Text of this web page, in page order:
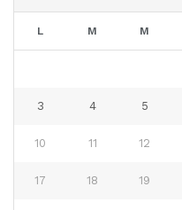
L M M
3 4 5
10 11 12
17 18 19